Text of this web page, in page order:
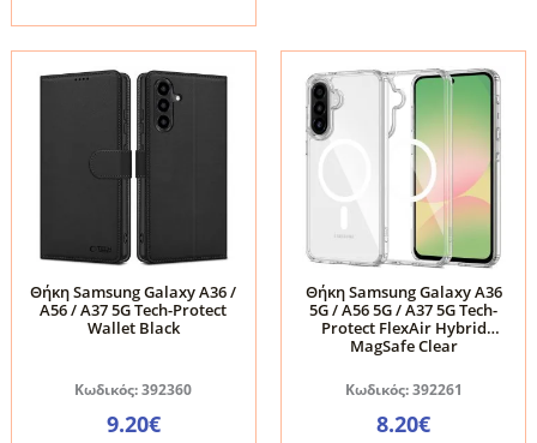
για
5G
-
Galaxy
A36
5G
-
Matte
Θήκη Samsung Galaxy A36 /
A56 / A37 5G Tech-Protect
Wallet Black
Κωδικός: 392360
9.20€
Θήκη Samsung Galaxy A36
5G / A56 5G / A37 5G Tech-
Protect FlexAir Hybrid
MagSafe Clear
Κωδικός: 392261
8.20€